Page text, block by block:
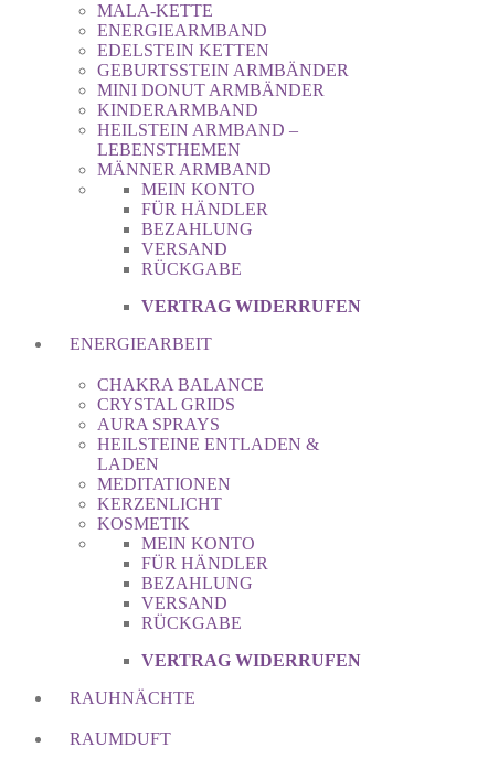
MALA-KETTE
ENERGIEARMBAND
EDELSTEIN KETTEN
GEBURTSSTEIN ARMBÄNDER
MINI DONUT ARMBÄNDER
KINDERARMBAND
HEILSTEIN ARMBAND –
LEBENSTHEMEN
MÄNNER ARMBAND
MEIN KONTO
FÜR HÄNDLER
BEZAHLUNG
VERSAND
RÜCKGABE
VERTRAG WIDERRUFEN
ENERGIEARBEIT
CHAKRA BALANCE
CRYSTAL GRIDS
AURA SPRAYS
HEILSTEINE ENTLADEN &
LADEN
MEDITATIONEN
KERZENLICHT
KOSMETIK
MEIN KONTO
FÜR HÄNDLER
BEZAHLUNG
VERSAND
RÜCKGABE
VERTRAG WIDERRUFEN
RAUHNÄCHTE
RAUMDUFT